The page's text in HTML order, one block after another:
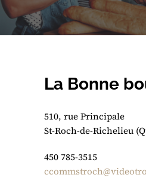
La Bonne
510, rue Principale
St-Roch-de-Richelieu
450 785-3515